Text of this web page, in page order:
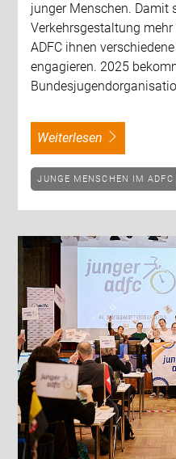
junger Menschen. Damit
Verkehrsgestaltung
ADFC ihnen
engagieren. 2025
weiterlesen
JUNGE MENSCHEN IM ADFC